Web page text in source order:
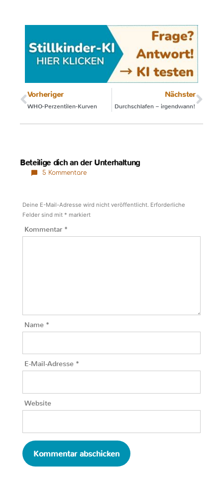
Vorheriger
WHO-Perzentilen-Kurven
Nächster
Durchschlafen – irgendwann!
Beteilige dich an der Unterhaltung
5 Kommentare
Deine E-Mail-Adresse wird nicht veröffentlicht. Erforderliche
Felder sind mit * markiert
Kommentar *
Name *
E-Mail-Adresse *
Website